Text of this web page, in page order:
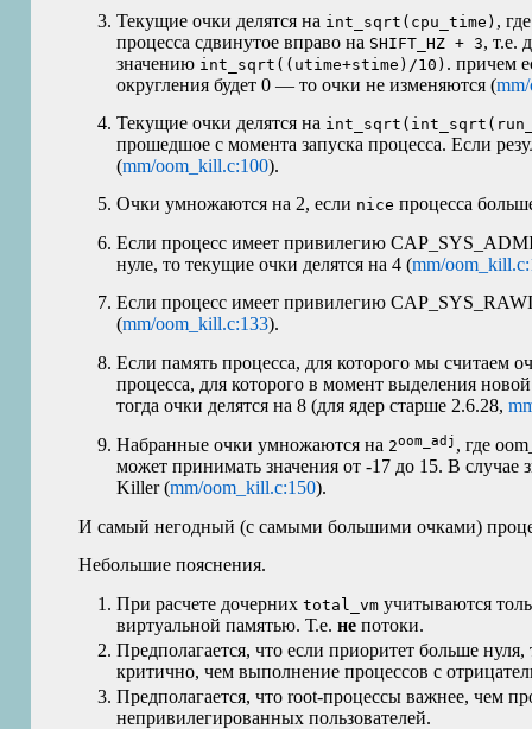
Текущие очки делятся на int_sqrt(cpu_time) ,
процесса сдвинутое вправо на SHIFT_HZ + 3, т.е.
значению int_sqrt((utime+stime)/10) . причем
округления будет 0 — то очки не изменяются (
Текущие очки делятся на
прошедшое с момента запуска процесса. Если
(mm/oom_kill.c:100).
Очки умножаются на 2, если nice процесса
Если процесс имеет привилегию
нуле, то текущие очки делятся на 4 (mm/
Если процесс имеет привилегию
(mm/oom_kill.c:133).
Если память процесса, для которого мы считаем
процесса, для которого в момент выделения
тогда очки делятся на 8 (для ядер старше 2.6.28,
Набранные очки умножаются на 2oom_adj , где
может принимать значения от -17 до 15. В случае
Killer (mm/oom_kill.c:150).
И самый негодный (с самыми большими очками)
Небольшие пояснения.
При расчете дочернихtotal_vm учитываются
виртуальной памятью. Т.е.не потоки.
Предполагается, что если приоритет больше
критично, чем выполнение процессов с
Предполагается, что root-процессы важнее, чем
непривилегированных пользователей.